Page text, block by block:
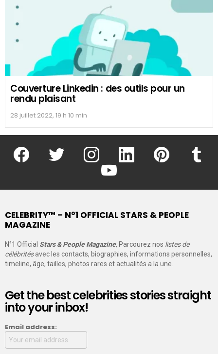
Couverture Linkedin : des outils pour un
rendu plaisant
28 juillet 2022, 19 h 10 min
facebook twitter instagram linkedin pinterest
youtube
CELEBRITY™ – N°1 OFFICIAL STARS & PEOPLE
MAGAZINE
N°1 Official Stars & People Magazine, Parcourez nos listes de
célébritésavec les contacts, biographies, informations personnelles,
timeline, âge, tailles, photos rares et actualités a la une.
Get the best celebrities stories straight
into your inbox!
Email address: